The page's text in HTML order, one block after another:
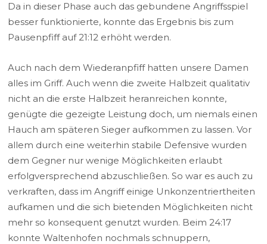
Da in dieser Phase auch das gebundene Angriffsspiel
besser funktionierte, konnte das Ergebnis bis zum
Pausenpfiff auf 21:12 erhöht werden.
Auch nach dem Wiederanpfiff hatten unsere Damen
alles im Griff. Auch wenn die zweite Halbzeit qualitativ
nicht an die erste Halbzeit heranreichen konnte,
genügte die gezeigte Leistung doch, um niemals einen
Hauch am späteren Sieger aufkommen zu lassen. Vor
allem durch eine weiterhin stabile Defensive wurden
dem Gegner nur wenige Möglichkeiten erlaubt
erfolgversprechend abzuschließen. So war es auch zu
verkraften, dass im Angriff einige Unkonzentriertheiten
aufkamen und die sich bietenden Möglichkeiten nicht
mehr so konsequent genutzt wurden. Beim 24:17
konnte Waltenhofen nochmals schnuppern,